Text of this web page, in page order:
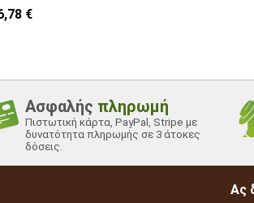
€
Ασφαλής πληρωμή
Πιστωτική κάρτα, PayPal, Stripe με
δυνατότητα πληρωμής σε 3 άτοκες
δόσεις.
Ας